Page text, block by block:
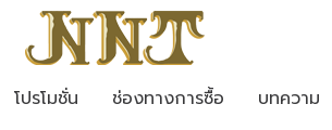
โปรโมชั่น ช่องทางการซื้อ บทความ